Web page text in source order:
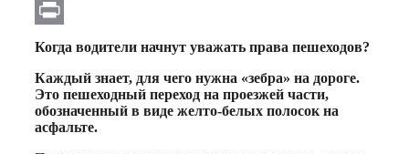
Email
Print
Когда водители начнут уважать права пешеходов?
Каждый знает, для чего нужна «зебра» на дороге.
Это пешеходный переход на проезжей части,
обозначенный в виде желто-белых полосок на
асфальте.